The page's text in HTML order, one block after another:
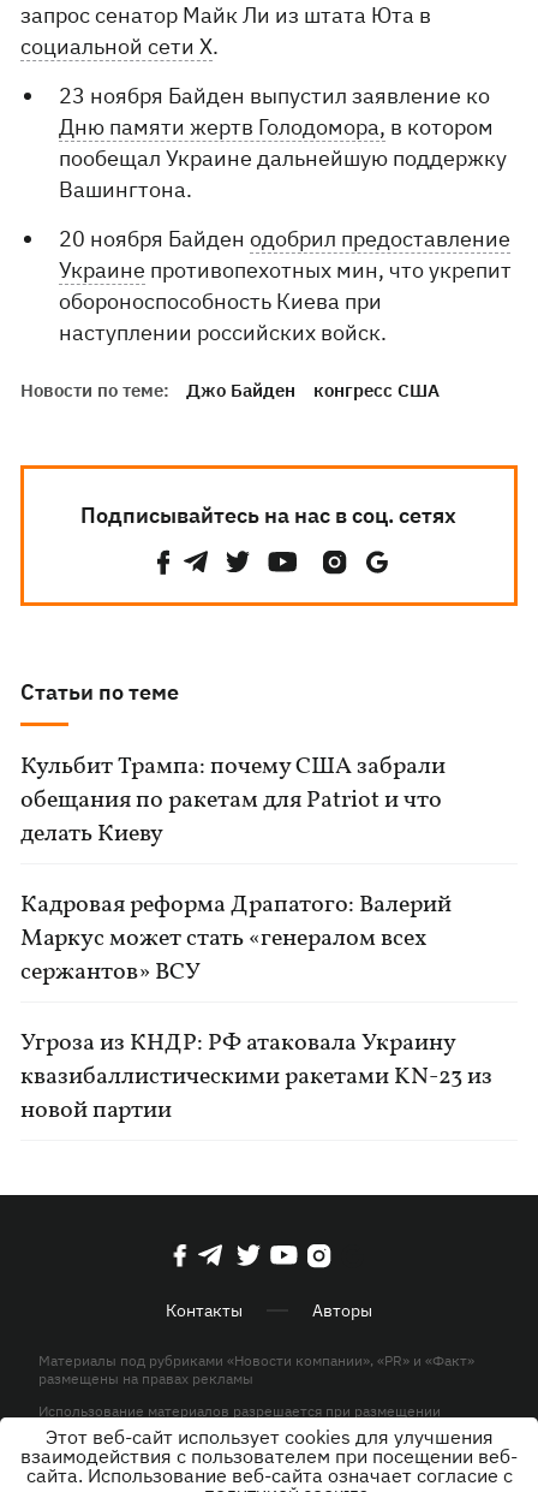
запрос сенатор Майк Ли из штата Юта в
социальной сети X.
23 ноября Байден выпустил заявление ко
Дню памяти жертв Голодомора, в котором
пообещал Украине дальнейшую поддержку
Вашингтона.
20 ноября Байденодобрил предоставление
Украине противопехотных мин, что укрепит
обороноспособность Киева при
наступлении российских войск.
Новости по теме: Джо Байден конгресс США
Подписывайтесь на нас в соц. сетях
Статьи по теме
Кульбит Трампа: почему США забрали
обещания по ракетам для Patriot и что
делать Киеву
Кадровая реформа Драпатого: Валерий
Маркус может стать «генералом всех
сержантов» ВСУ
Угроза из КНДР: РФ атаковала Украину
квазибаллистическими ракетами KN-23 из
новой партии
Контакты Авторы
Материалы под рубриками «Новости компании», «PR» и «Факт»
размещены на правах рекламы
Использование материалов разрешается при размещении
активной гиперссылки на KP.UA в первом абзаце.
© ООО «ЮЛАВ МЕДИА»,2026. Все права защищены.
Этот веб-сайт использует cookies для улучшения
взаимодействия с пользователем при посещении веб-
сайта. Использование веб-сайта означает согласие с